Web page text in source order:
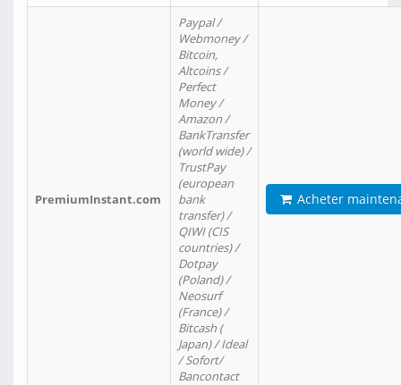
PremiumInstant.com
Paypal /
Webmoney /
Bitcoin,
Altcoins /
Perfect
Money /
Amazon /
BankTransfer
(world wide) /
TrustPay
(european
bank
transfer) /
QIWI (CIS
countries) /
Dotpay
(Poland) /
Neosurf
(France) /
Bitcash (
Japan) / Ideal
/ Sofort/
Bancontact
Acheter